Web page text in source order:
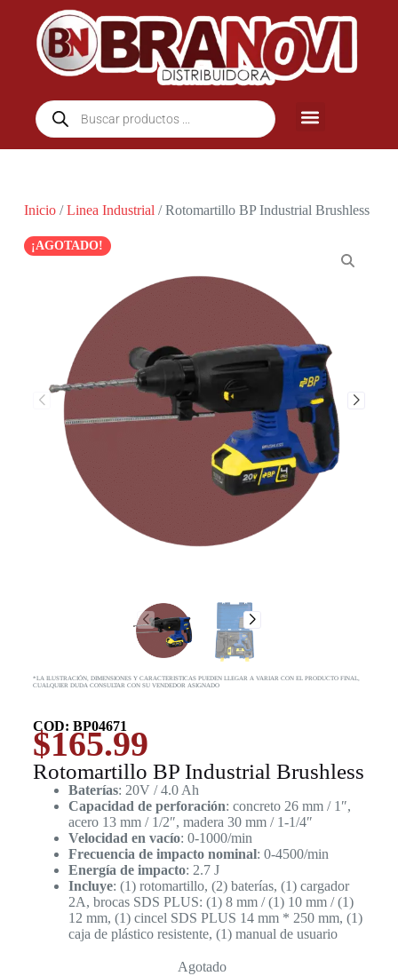
Inicio/Linea Industrial / Rotomartillo BP Industrial Brushless
¡AGOTADO!
*LA ILUSTRACIÓN, DIMENSIONES Y CARACTERISTICAS PUEDEN LLEGAR A VARIAR CON EL PRODUCTO FINAL,
CUALQUIER DUDA CONSULTAR CON SU VENDEDOR ASIGNADO
COD: BP04671
$165.99
Rotomartillo BP Industrial Brushless
Baterías: 20V / 4.0 Ah
Capacidad de perforación: concreto 26 mm / 1″,
acero 13 mm / 1/2″, madera 30 mm / 1-1/4″
Velocidad en vacío: 0-1000/min
Frecuencia de impacto nominal: 0-4500/min
Energía de impacto: 2.7 J
Incluye: (1) rotomartillo, (2) baterías, (1) cargador
2A, brocas SDS PLUS: (1) 8 mm / (1) 10 mm / (1)
12 mm, (1) cincel SDS PLUS 14 mm * 250 mm, (1)
caja de plástico resistente, (1) manual de usuario
Agotado